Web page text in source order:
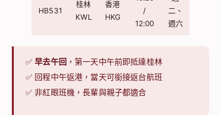
HB531
桂林
KWL
香港
HKG
/
12:00
二、
週六
✅早去午回，第一天中午前即抵達桂林
✅ 回程中午返港，當天可銜接返台航班
✅ 非紅眼班機，長輩與親子都適合